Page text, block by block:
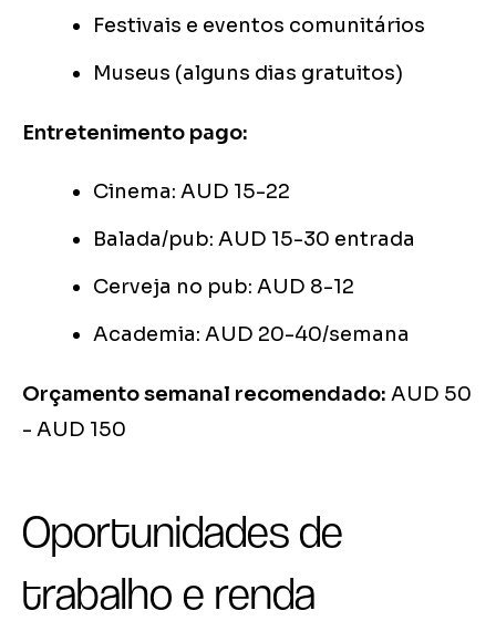
Festivais e eventos comunitários
Museus (alguns dias gratuitos)
Entretenimento pago:
Cinema: AUD 15-22
Balada/pub: AUD 15-30 entrada
Cerveja no pub: AUD 8-12
Academia: AUD 20-40/semana
Orçamento semanal recomendado: AUD 50
- AUD 150
Oportunidades de
trabalho e renda